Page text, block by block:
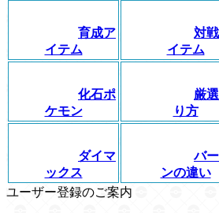
育成ア
イテム
対
イテム
化石ポ
ケモン
厳
り方
ダイマ
ックス
バ
ンの違い
ユーザー登録のご案内